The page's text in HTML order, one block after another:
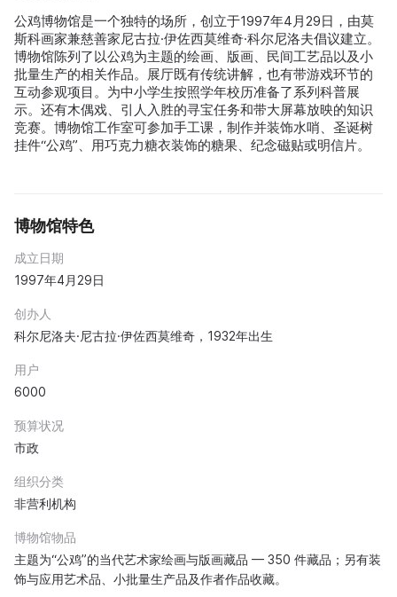
公鸡博物馆是一个独特的场所，创立于1997年4月29日，由莫
斯科画家兼慈善家尼古拉·伊佐西莫维奇·科尔尼洛夫倡议建立。
博物馆陈列了以公鸡为主题的绘画、版画、民间工艺品以及小
批量生产的相关作品。展厅既有传统讲解，也有带游戏环节的
互动参观项目。为中小学生按照学年校历准备了系列科普展
示。还有木偶戏、引人入胜的寻宝任务和带大屏幕放映的知识
竞赛。博物馆工作室可参加手工课，制作并装饰水哨、圣诞树
挂件“公鸡”、用巧克力糖衣装饰的糖果、纪念磁贴或明信片。
博物馆特色
成立日期
1997年4月29日
创办人
科尔尼洛夫·尼古拉·伊佐西莫维奇，1932年出生
用户
6000
预算状况
市政
组织分类
非营利机构
博物馆物品
主题为“公鸡”的当代艺术家绘画与版画藏品 — 350 件藏品；另有装
饰与应用艺术品、小批量生产品及作者作品收藏。